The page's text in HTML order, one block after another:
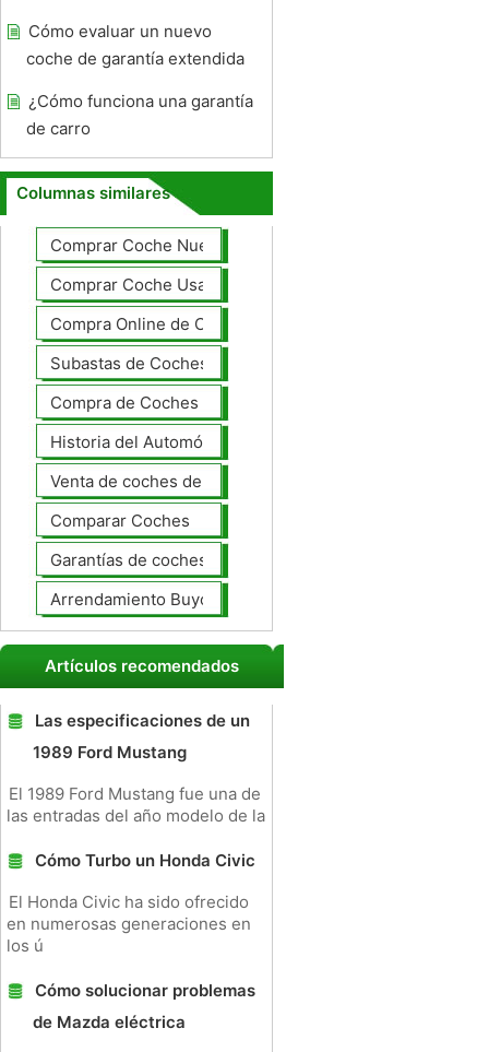
Cómo evaluar un nuevo
coche de garantía extendida
¿Cómo funciona una garantía
de carro
Columnas similares
Comprar Coche Nuevo
Comprar Coche Usado
Compra Online de Coches
Subastas de Coches
Compra de Coches Basics
Historia del Automóvil
Venta de coches de lujo
Comparar Coches
Garantías de coches ampliado
Arrendamiento Buyout
Artículos recomendados
Las especificaciones de un
1989 Ford Mustang
El 1989 Ford Mustang fue una de
las entradas del año modelo de la
Cómo Turbo un Honda Civic
El Honda Civic ha sido ofrecido
en numerosas generaciones en
los ú
Cómo solucionar problemas
de Mazda eléctrica